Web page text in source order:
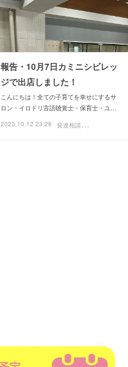
報告・10月7日カミニシビレッ
ジで出店しました！
こんにちは！全ての子育てを幸せにするサ
ロン・イロドリ言語聴覚士・保育士・ユ…
2023.10.12 23:26
発
達相談講座・講演・